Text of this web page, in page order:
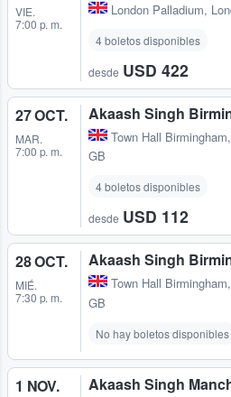
VIE.
7:00 p. m.
London Palladium,
4 boletos disponibles
desde USD 422
27 OCT.
MAR.
7:00 p. m.
Akaash Singh
Town Hall Birmingham,
GB
4 boletos disponibles
desde USD 112
28 OCT.
MIÉ.
7:30 p. m.
Akaash Singh
Town Hall Birmingham,
GB
No hay boletos disponibles
1 NOV. Akaash Singh